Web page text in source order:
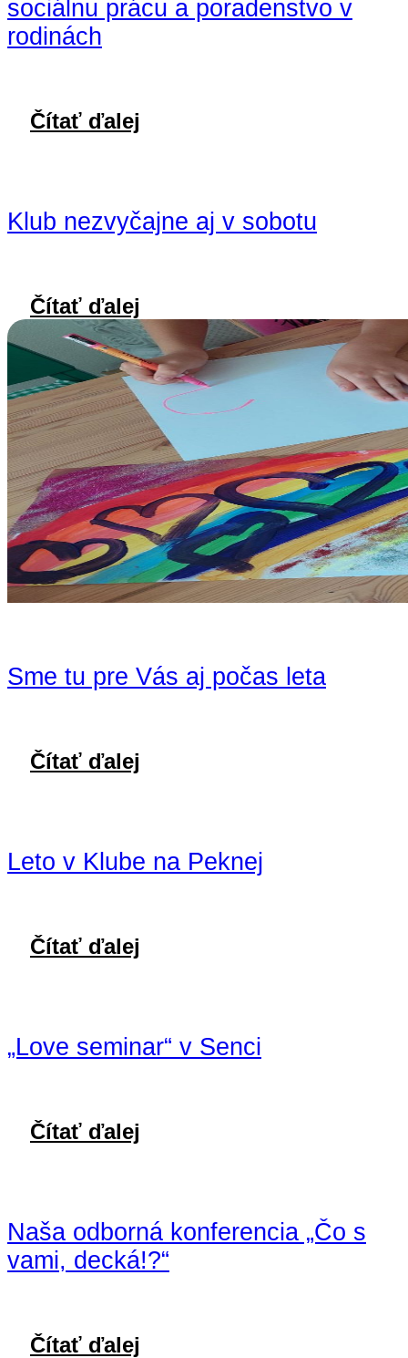
sociálnu prácu a poradenstvo v
rodinách
Čítať ďalej
Klub nezvyčajne aj v sobotu
Čítať ďalej
Sme tu pre Vás aj počas leta
Čítať ďalej
Leto v Klube na Peknej
Čítať ďalej
„Love seminar“ v Senci
Čítať ďalej
Naša odborná konferencia „Čo s
vami, decká!?“
Čítať ďalej